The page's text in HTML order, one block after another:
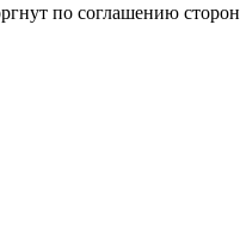
по соглашению сторон